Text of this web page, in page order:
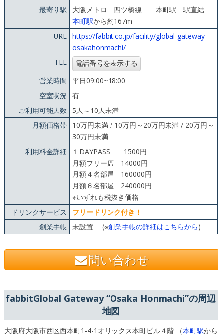
最寄り駅
大阪メトロ 四ツ橋線 本町駅 駅直結
本町駅から約167m
URL
https://fabbit.co.jp/facility/global-gateway-
osakahonmachi/
TEL
営業時間
平日09:00~18:00
空室状況
有
ご利用可能人数
5人～10人未満
月額価格帯
10万円未満 / 10万円～20万円未満 / 20万円～
30万円未満
利用料金詳細
１DAYPASS 1500円
月額フリー席 14000円
月額４名部屋 160000円
月額６名部屋 240000円
※いずれも税抜き価格
ドリンクサービス
フリードリンク付き！
創業手帳 未設置 (※創業手帳の詳細はこちらから)
問い合わせ
fabbitGlobal Gateway “Osaka Honmachi”の周辺
地図
大阪府大阪市西区西本町1-4-1オリックス本町ビル４階 （本町駅から